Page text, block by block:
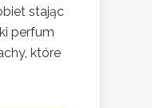
stając
perfum
które